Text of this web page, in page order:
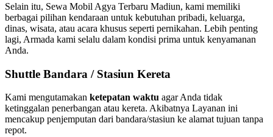
Selain itu, Sewa Mobil Agya Terbaru Madiun, kami memiliki
berbagai pilihan kendaraan untuk kebutuhan pribadi, keluarga,
dinas, wisata, atau acara khusus seperti pernikahan. Lebih penting
lagi, Armada kami selalu dalam kondisi prima untuk kenyamanan
Anda.
Shuttle Bandara / Stasiun Kereta
Kami mengutamakan ketepatan waktu agar Anda tidak
ketinggalan penerbangan atau kereta. Akibatnya Layanan ini
mencakup penjemputan dari bandara/stasiun ke alamat tujuan tanpa
repot.